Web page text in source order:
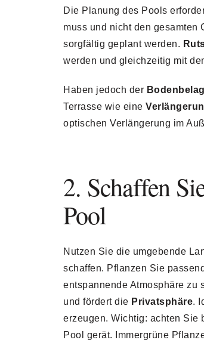
Die Planung des Pools
muss und nicht den gesamten
sorgfältig geplant werden.
werden und gleichzeitig mit
Haben jedoch der
Terrasse wie eine
optischen Verlängerung im
2. Schaffen
Pool
Nutzen Sie die umgebende
schaffen. Pflanzen Sie
entspannende Atmosphäre zu
und fördert die Privatsphäre.
erzeugen. Wichtig: achten Sie
Pool gerät. Immergrüne